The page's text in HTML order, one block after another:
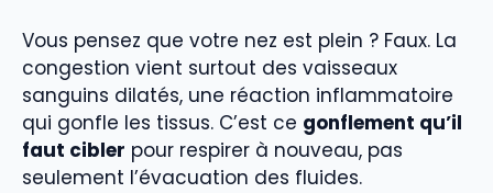
Vous pensez que votre nez est plein ? Faux. La
congestion vient surtout des vaisseaux
sanguins dilatés, une réaction inflammatoire
qui gonfle les tissus. C’est ce gonflement qu’il
faut cibler pour respirer à nouveau, pas
seulement l’évacuation des fluides.